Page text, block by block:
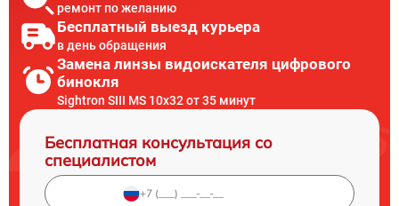
ремонт по желанию
Бесплатный выезд курьера
в день обращения
Замена линзы видоискателя цифрового
бинокля
Sightron SIII MS 10x32 от 35 минут
Бесплатная консультация со
специалистом